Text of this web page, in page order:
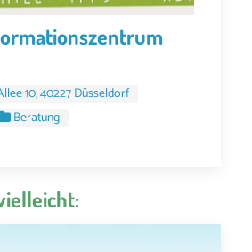
10, 40227 Düsseldorf
Beratung